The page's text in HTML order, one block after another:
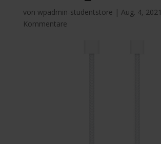
von wpadmin-studentstore | Aug. 4, 2021
Kommentare